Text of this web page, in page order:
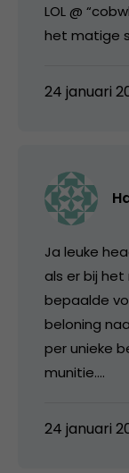
LOL @
het matige
24 januari
Ja leuke
als er bij
bepaalde
beloning
per unieke
munitie….
24 januari